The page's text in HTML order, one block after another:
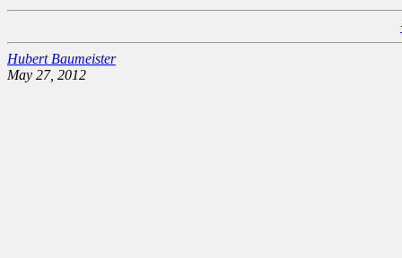
Hubert Baumeister
May 27, 2012